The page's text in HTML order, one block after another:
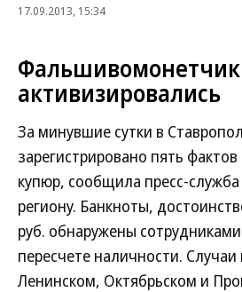
17.09.2013, 15:34
активизировались
За минувшие сутки в
зарегистрировано пять
купюр, сообщила пресс-
региону. Банкноты,
руб. обнаружены
пересчете наличности.
Ленинском, Октябрьском и